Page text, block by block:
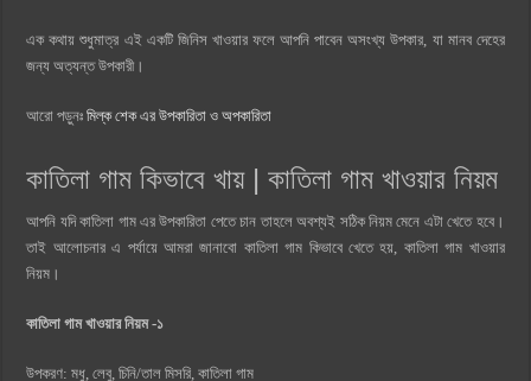
এক কথায় শুধুমাত্র এই একটি জিনিস খাওয়ার ফলে আপনি পাবেন অসংখ্য উপকার, যা মানব দেহের
জন্য অত্যন্ত উপকারী।
আরো পড়ুনঃমিল্ক শেক এর উপকারিতা ও অপকারিতা
কাতিলা গাম কিভাবে খায় | কাতিলা গাম খাওয়ার নিয়ম
আপনি যদি কাতিলা গাম এর উপকারিতা পেতে চান তাহলে অবশ্যই সঠিক নিয়ম মেনে এটা খেতে হবে।
তাই আলোচনার এ পর্যায়ে আমরা জানাবো কাতিলা গাম কিভাবে খেতে হয়, কাতিলা গাম খাওয়ার
নিয়ম।
কাতিলা গাম খাওয়ার নিয়ম -১
উপকরণ: মধু, লেবু, চিনি/তাল মিসরি, কাতিলা গাম